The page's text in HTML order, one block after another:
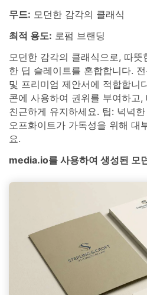
무드: 모던한 감각의 클래식
최적 용도: 로펌 브랜딩
모던한 감각의 클래식으로, 따
한 딥 슬레이트를 혼합합니다.
및 프리미엄 제안서에 적합합니
콘에 사용하여 권위를 부여하고
친근하게 유지하세요. 팁: 넉넉
오프화이트가 가독성을 위해 대
요.
media.io를 사용하여 생성된 모